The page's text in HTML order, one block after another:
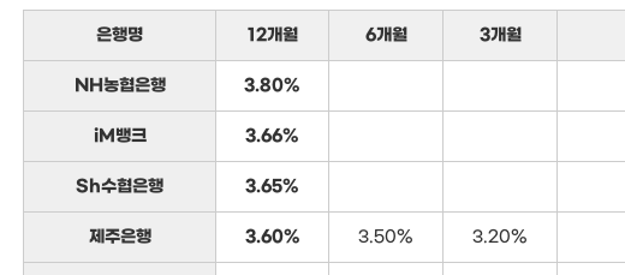
은행명 12개월 6개월 3개월
NH농협은행 3.80%
iM뱅크 3.66%
Sh수협은행 3.65%
제주은행 3.60% 3.50% 3.20%